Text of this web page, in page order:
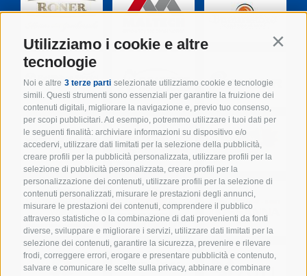
Utilizziamo i cookie e altre
tecnologie
Noi e altre 3 terze parti selezionate utilizziamo cookie e tecnologie
simili. Questi strumenti sono essenziali per garantire la fruizione dei
contenuti digitali, migliorare la navigazione e, previo tuo consenso,
per scopi pubblicitari. Ad esempio, potremmo utilizzare i tuoi dati per
le seguenti finalità: archiviare informazioni su dispositivo e/o
accedervi, utilizzare dati limitati per la selezione della pubblicità,
creare profili per la pubblicità personalizzata, utilizzare profili per la
selezione di pubblicità personalizzata, creare profili per la
personalizzazione dei contenuti, utilizzare profili per la selezione di
contenuti personalizzati, misurare le prestazioni degli annunci,
misurare le prestazioni dei contenuti, comprendere il pubblico
attraverso statistiche o la combinazione di dati provenienti da fonti
diverse, sviluppare e migliorare i servizi, utilizzare dati limitati per la
selezione dei contenuti, garantire la sicurezza, prevenire e rilevare
frodi, correggere errori, erogare e presentare pubblicità e contenuto,
salvare e comunicare le scelte sulla privacy, abbinare e combinare